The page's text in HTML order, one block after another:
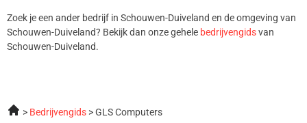
Zoek je een ander bedrijf in Schouwen-Duiveland en de omgeving van
Schouwen-Duiveland? Bekijk dan onze gehele bedrijvengidsvan
Schouwen-Duiveland.
Bedrijvengids GLS Computers